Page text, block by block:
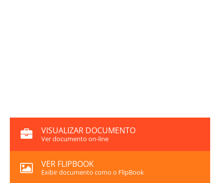
VISUALIZAR DOCUMENTO
Ver documento on-line
VER FLIPBOOK
Exibir documento como o FlipBook